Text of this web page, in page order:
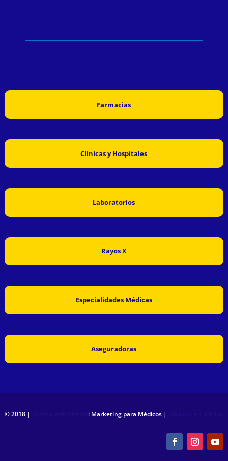
Farmacias
Clínicas y Hospitales
Laboratorios
Rayos X
Especialidades Médicas
Aseguradoras
© 2018 | : Marketing para Médicos |